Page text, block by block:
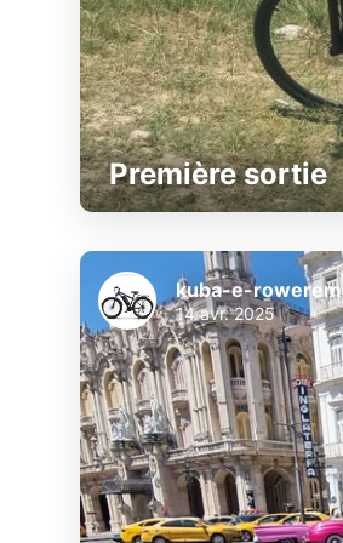
Première sortie
kuba-e-rowerem
14 avr. 2025